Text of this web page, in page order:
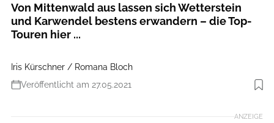
Von Mittenwald aus lassen sich Wetterstein
und Karwendel bestens erwandern – die Top-
Touren hier ...
Iris Kürschner / Romana Bloch
Veröffentlicht am 27.05.2021
Foto: Iris Kürschner
ANZEIGE